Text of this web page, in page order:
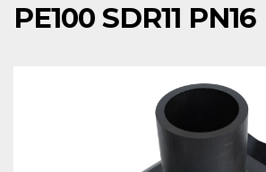
PE100 SDR11 PN16